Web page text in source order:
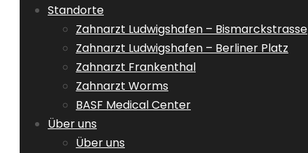
Standorte
Zahnarzt Ludwigshafen – Bismarckstrasse
Zahnarzt Ludwigshafen – Berliner Platz
Zahnarzt Frankenthal
Zahnarzt Worms
BASF Medical Center
Über uns
Über uns